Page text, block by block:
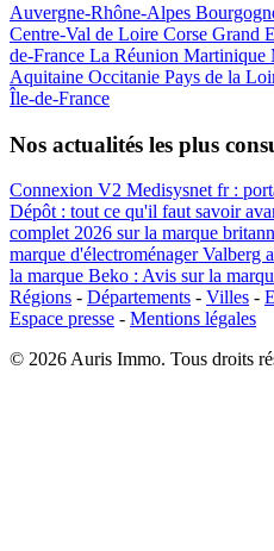
Auvergne-Rhône-Alpes
Centre-Val de Loire Corse Grand
de-France La Réunion Martinique
Aquitaine Occitanie Pays de la
Île-de-France
Nos actualités les plus
Connexion V2 Medisysnet fr :
Dépôt : tout ce qu'il faut savoir
complet 2026 sur la marque
marque d'électroménagerValberg
la marque Beko : Avis sur la
Régions - Départements - Villes -
Espace presse - Mentions légales
© 2026 Auris Immo. Tous droits